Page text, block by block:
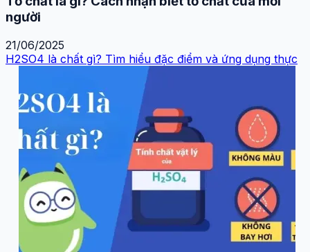
người
21/06/2025
H2SO4 là chất gì? Tìm hiểu đặc điểm và ứng dụng thực